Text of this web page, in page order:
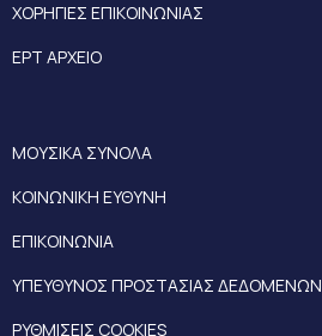
ΧΟΡΗΓΙΕΣ ΕΠΙΚΟΙΝΩΝΙΑΣ
ΕΡΤ ΑΡΧΕΙΟ
ΜΟΥΣΙΚΑ ΣΥΝΟΛΑ
ΚΟΙΝΩΝΙΚΗ ΕΥΘΥΝΗ
ΕΠΙΚΟΙΝΩΝΙΑ
ΥΠΕΥΘΥΝΟΣ ΠΡΟΣΤΑΣΙΑΣ ΔΕΔΟΜΕΝΩΝ
ΡΥΘΜΙΣΕΙΣ COOKIES